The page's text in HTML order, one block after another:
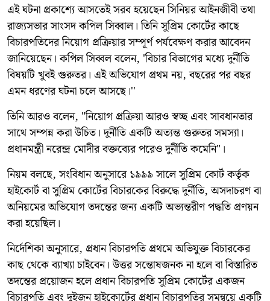
এই ঘটনা প্রকাশ্যে আসতেই সরব হয়েছেন সিনিয়র আইনজীবী তথা
রাজ্যসভার সাংসদ কপিল সিব্বাল। তিনি সুপ্রিম কোর্টের কাছে
বিচারপতিদের নিয়োগ প্রক্রিয়ার সম্পূর্ণ পর্যবেক্ষণ করার আবেদন
জানিয়েছেন। কপিল সিব্বল বলেন, 'বিচার বিভাগের মধ্যে দুর্নীতি
বিষয়টি খুবই গুরুতর। এই অভিযোগ প্রথম নয়, বছরের পর বছর
এমন ধরণের ঘটনা চলে আসছে।''
তিনি আরও বলেন, "নিয়োগ প্রক্রিয়া আরও স্বচ্ছ এবং সাবধানতার
সাথে সম্পন্ন করা উচিত। দুর্নীতি একটি অত্যন্ত গুরুতর সমস্যা।
প্রধানমন্ত্রী নরেন্দ্র মোদীর বক্তব্যের পরেও দুর্নীতি কমেনি"।
নিয়ম বলছে, সংবিধান অনুসারে ১৯৯৯ সালে সুপ্রিম কোর্ট কর্তৃক
হাইকোর্ট বা সুপ্রিম কোর্টের বিচারকের বিরুদ্ধে দুর্নীতি, অসদাচরণ বা
অনিয়মের অভিযোগ তদন্তের জন্য একটি অভ্যন্তরীণ পদ্ধতি প্রণয়ন
করা হয়েছিল।
নির্দেশিকা অনুসারে, প্রধান বিচারপতি প্রথমে অভিযুক্ত বিচারকের
কাছ থেকে ব্যাখ্যা চাইবেন। উত্তর সন্তোষজনক না হলে বা বিস্তারিত
তদন্তের প্রয়োজন হলে প্রধান বিচারপতি সুপ্রিম কোর্টের একজন
বিচারপতি এবং দুইজন হাইকোর্টের প্রধান বিচারপতির সমন্বয়ে একটি